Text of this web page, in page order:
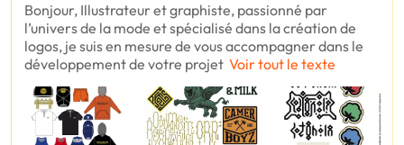
Bonjour, Illustrateur et graphiste, passionné par
l’univers de la mode et spécialisé dans la création de
logos, je suis en mesure de vous accompagner dans le
développement de votre projet Voir tout le texte